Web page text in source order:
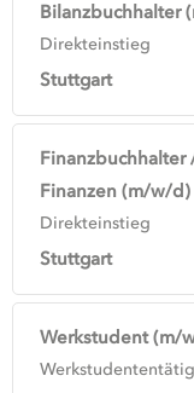
Bilanzbuchhalter
Direkteinstieg
Stuttgart
Finanzen (m/w/d)
Direkteinstieg
Stuttgart
Werkstudent (m/